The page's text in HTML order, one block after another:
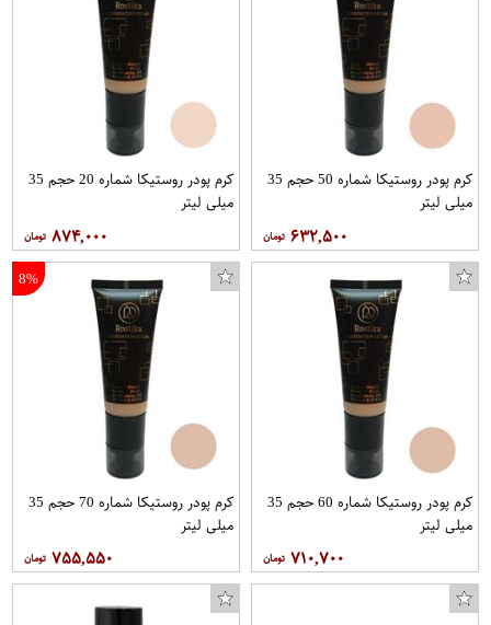
کرم پودر روستیکا شماره 50 حجم 35
میلی لیتر
۶۳۲,۵۰۰
کرم پودر روستیکا شماره 20 حجم 35
میلی لیتر
۸۷۴,۰۰۰
کرم پودر روستیکا شماره 60 حجم 35
میلی لیتر
۷۱۰,۷۰۰
8%
کرم پودر روستیکا شماره 70 حجم 35
میلی لیتر
۷۵۵,۵۵۰